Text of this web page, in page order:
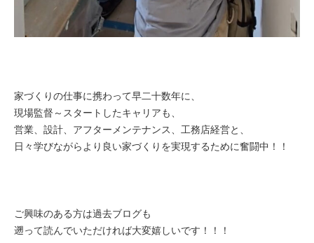
家づくりの仕事に携わって早二十数年に、
現場監督～スタートしたキャリアも、
営業、設計、アフターメンテナンス、工務店経営と、
日々学びながらより良い家づくりを実現するために奮闘中！！
ご興味のある方は過去ブログも
遡って読んでいただければ大変嬉しいです！！！